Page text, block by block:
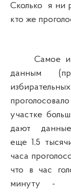
Сколько я ни
кто же
Самое
данным
участке
дают
еще 1,5
часа
что в час
минуту -